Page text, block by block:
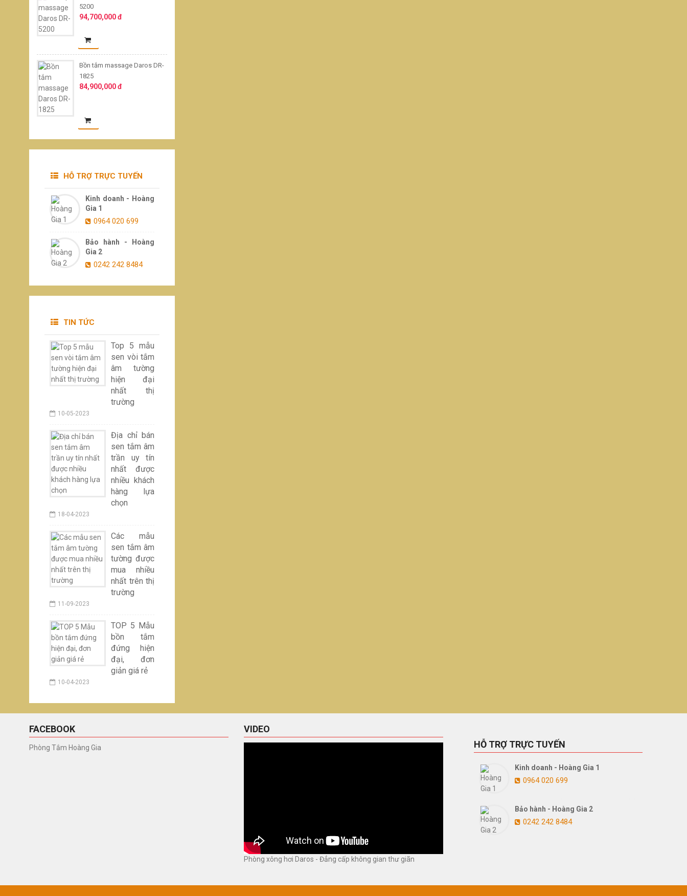
5200
94,700,000 đ
Bồn tắm massage Daros DR-
1825
84,900,000 đ
HỖ TRỢ TRỰC TUYẾN
Kinh doanh - Hoàng
Gia 1
0964 020 699
Bảo hành - Hoàng
Gia 2
0242 242 8484
TIN TỨC
Top 5 mẫu
sen vòi tắm
âm tường
hiện đại
nhất thị
trường
10-05-2023
Địa chỉ bán
sen tắm âm
trần uy tín
nhất được
nhiều khách
hàng lựa
chọn
18-04-2023
Các mẫu
sen tắm âm
tường được
mua nhiều
nhất trên thị
trường
11-09-2023
TOP 5 Mẫu
bồn tắm
đứng hiện
đại, đơn
giản giá rẻ
10-04-2023
FACEBOOK
Phòng Tắm Hoàng Gia
VIDEO
Phòng xông hơi Daros - Đẳng cấp không gian thư giãn
HỖ TRỢ TRỰC TUYẾN
Kinh doanh - Hoàng Gia 1
0964 020 699
Bảo hành - Hoàng Gia 2
0242 242 8484